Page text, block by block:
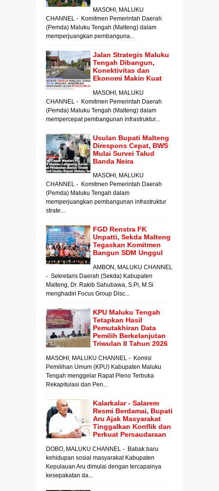
MASOHI, MALUKU
CHANNEL - Komitmen Pemerintah Daerah
(Pemda) Maluku Tengah (Malteng) dalam
memperjuangkan pembanguna...
Jalan Strategis Maluku
Tengah Dibangun,
Konektivitas dan
Ekonomi Makin Kuat
MASOHI, MALUKU
CHANNEL - Komitmen Pemerintah Daerah
(Pemda) Maluku Tengah (Malteng) dalam
mempercepat pembangunan infrastruktur...
Usulan Bupati Malteng
Direspons Cepat, BWS
Mulai Survei Talud
Banda Neira
MASOHI, MALUKU
CHANNEL - Komitmen Pemerintah Daerah
(Pemda) Maluku Tengah dalam
memperjuangkan pembangunan infrastruktur
strate...
FGD Renstra FK
Unpatti, Sekda Malteng
Tegaskan Komitmen
Bangun SDM Unggul
AMBON, MALUKU CHANNEL
- Sekretaris Daerah (Sekda) Kabupaten
Malteng, Dr. Rakib Sahubawa, S.Pi, M.Si
menghadiri Focus Group Disc...
KPU Maluku Tengah
Tetapkan Hasil
Pemutakhiran Data
Pemilih Berkelanjutan
Triwulan II Tahun 2026
MASOHI, MALUKU CHANNEL - Komisi
Pemilihan Umum (KPU) Kabupaten Maluku
Tengah menggelar Rapat Pleno Terbuka
Rekapitulasi dan Pen...
Kalarkalar - Salarem
Resmi Berdamai, Bupati
Aru Ajak Masyarakat
Tinggalkan Konflik dan
Perkuat Persaudaraan
DOBO, MALUKU CHANNEL - Babak baru
kehidupan sosial masyarakat Kabupaten
Kepulauan Aru dimulai dengan tercapainya
kesepakatan da...